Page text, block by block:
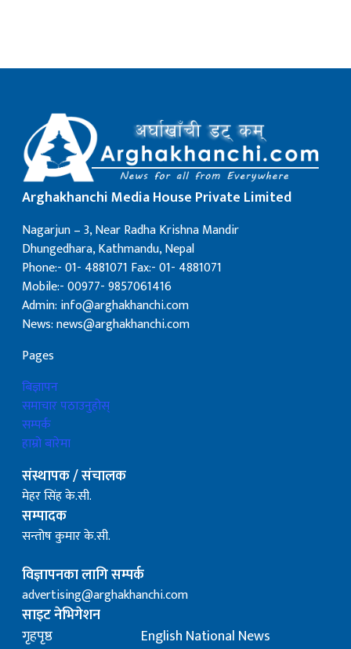
Arghakhanchi Media House Private Limited
Nagarjun – 3, Near Radha Krishna Mandir
Dhungedhara, Kathmandu, Nepal
Phone:- 01- 4881071 Fax:- 01- 4881071
Mobile:- 00977- 9857061416
Admin: info@arghakhanchi.com
News: news@arghakhanchi.com
Pages
बिज्ञापन
समाचार पठाउनुहोस्
सम्पर्क
हाम्रो बारेमा
संस्थापक / संचालक
मेहर सिंह के.सी.
सम्पादक
सन्तोष कुमार के.सी.
विज्ञापनका लागि सम्पर्क
advertising@arghakhanchi.com
साइट नेभिगेशन
गृहपृष्ठ
English National News